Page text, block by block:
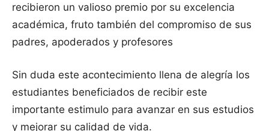
recibieron un valioso premio por su excelencia
académica, fruto también del compromiso de sus
padres, apoderados y profesores
Sin duda este acontecimiento llena de alegría los
estudiantes beneficiados de recibir este
importante estimulo para avanzar en sus estudios
y mejorar su calidad de vida.